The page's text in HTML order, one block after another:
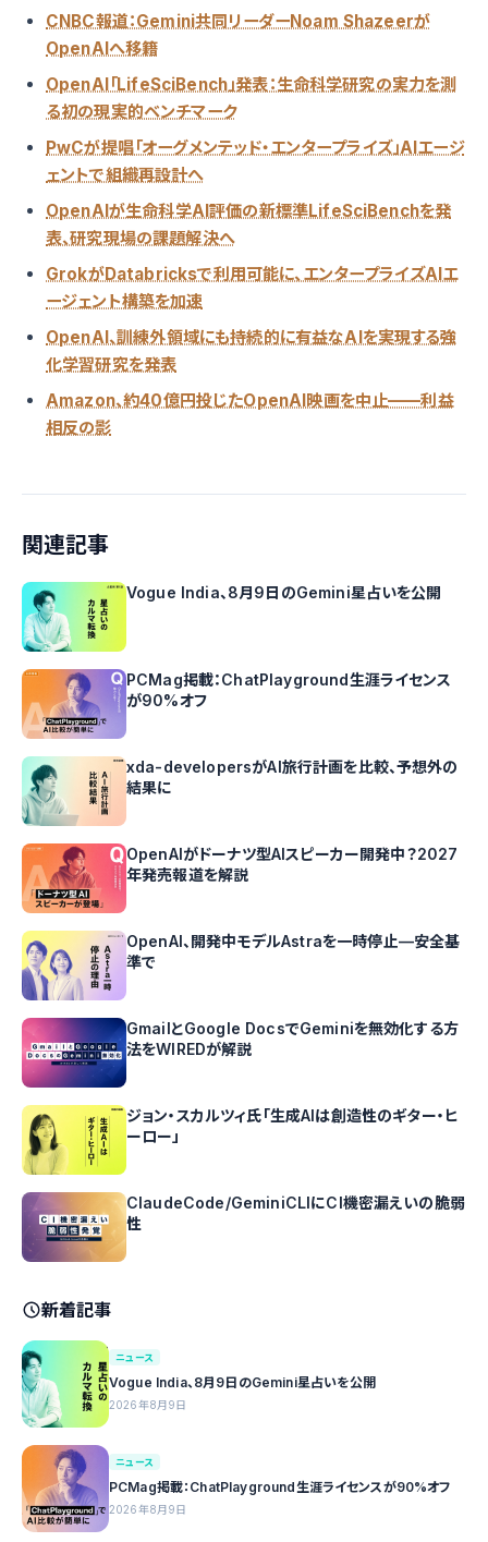
CNBC報道：Gemini共同リーダーNoam Shazeerが
OpenAIへ移籍
OpenAI「LifeSciBench」発表：生命科学研究の実力を測
る初の現実的ベンチマーク
PwCが提唱「オーグメンテッド・エンタープライズ」AIエージ
ェントで組織再設計へ
OpenAIが生命科学AI評価の新標準LifeSciBenchを発
表、研究現場の課題解決へ
GrokがDatabricksで利用可能に、エンタープライズAIエ
ージェント構築を加速
OpenAI、訓練外領域にも持続的に有益なAIを実現する強
化学習研究を発表
Amazon、約40億円投じたOpenAI映画を中止——利益
相反の影
関連記事
Vogue India、8月9日のGemini星占いを公開
PCMag掲載：ChatPlayground生涯ライセンス
が90%オフ
xda-developersがAI旅行計画を比較、予想外の
結果に
OpenAIがドーナツ型AIスピーカー開発中？2027
年発売報道を解説
OpenAI、開発中モデルAstraを一時停止—安全基
準で
GmailとGoogle DocsでGeminiを無効化する方
法をWIREDが解説
ジョン・スカルツィ氏「生成AIは創造性のギター・ヒ
ーロー」
ClaudeCode/GeminiCLIにCI機密漏えいの脆弱
性
新着記事
ニュース
Vogue India、8月9日のGemini星占いを公開
2026年8月9日
ニュース
PCMag掲載：ChatPlayground生涯ライセンスが90%オフ
2026年8月9日